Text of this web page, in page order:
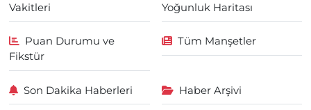
Vakitleri
Yoğunluk Haritası
Puan Durumu ve
Fikstür
Tüm Manşetler
Son Dakika Haberleri Haber Arşivi